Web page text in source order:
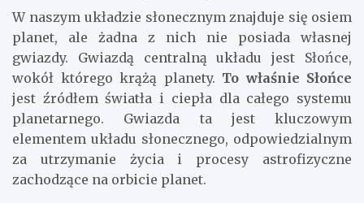
W naszym układzie słonecznym znajduje się osiem
planet, ale żadna z nich nie posiada własnej
gwiazdy. Gwiazdą centralną układu jest Słońce,
wokół którego krążą planety. To właśnie Słońce
jest źródłem światła i ciepła dla całego systemu
planetarnego. Gwiazda ta jest kluczowym
elementem układu słonecznego, odpowiedzialnym
za utrzymanie życia i procesy astrofizyczne
zachodzące na orbicie planet.